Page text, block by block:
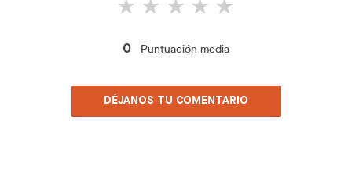
0 Puntuación media
DÉJANOS TU COMENTARIO